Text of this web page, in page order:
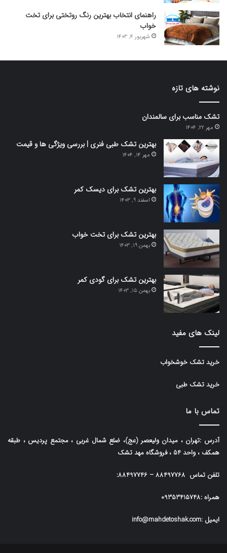
راهنمای انتخاب بهترین رنگ روتختی برای تخت
خواب
شهریور 4, 1403
نوشته های تازه
تشک مناسب برای سالمندان
مهر 22, 1404
بهترین تشک طبی فنری | بررسی ویژگی ها و قیمت
مهر 14, 1404
بهترین تشک برای دیسک کمر
اسفند 9, 1403
بهترین تشک برای تخت خواب
بهمن 19, 1403
بهترین تشک برای گودی کمر
بهمن 15, 1403
لینک های مفید
خرید تشک خوشخواب
خرید تشک طبی
تماس با ما
آدرس :تهران ، میدان ولیعصر (عج)، ضلع شمال غربی ، مجتمع پردیس ، طبقه
همکف ، واحد 54 ، فروشگاه مهد تشک
تلفن تماس 88497768
–
88497746
:
همراه :09353415748
ایمیل :info@mahdetoshak.com